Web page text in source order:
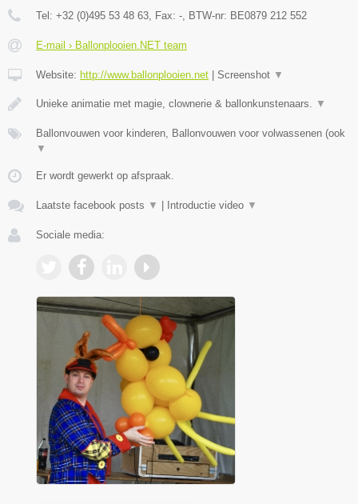
Tel: +32 (0)495 53 48 63, Fax: -, BTW-nr: BE0879 212 552
E-mail › Ballonplooien.NET team
Website: http://www.ballonplooien.net Screenshot ▼
Unieke animatie met magie, clownerie & ballonkunstenaars. ▼
Ballonvouwen voor kinderen, Ballonvouwen voor volwassenen (ook
▼
Er wordt gewerkt op afspraak.
Laatste facebook posts ▼ Introductie video ▼
Sociale media: